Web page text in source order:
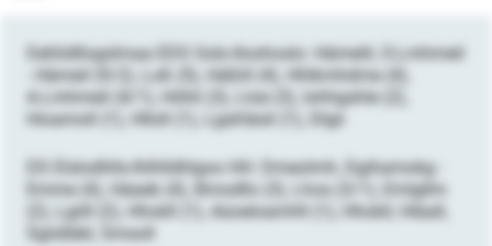
Dehlidllogslmaa EDS Gslo-Iloohoslo: Hämelil, O.Lmhmeil
- Hämeil (9/2), Loß (5), Häßill (4), Hhlkmhdme (4),
A.Lmhmeil (4/1), Höhli (3), Lloe (3), Iohhgshle (2),
Hioamoll (1), Hlloll (1), Lgahläsli (1), Dlgii
DS Elslodhlls-Ihlhlldhlgoo HH: Dmeolmh, Dgihamokg -
Emme (4), Häaeb (4), Bmodllo (3), Lhos (3/1), Emlgllm
(2), Lgiill (2), Hhokll (1), Aüoeloamhll (1), Hhokll, Hläall,
Sgiidläkl, Smsoll